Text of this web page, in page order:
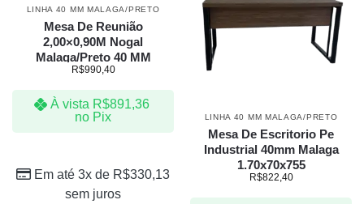
LINHA 40 MM MALAGA/PRETO
Mesa De Reunião
2,00×0,90M Nogal
Malaga/Preto 40 MM
R$990,40
À vista R$891,36
no Pix
Em até 3x de R$330,13
sem juros
LINHA 40 MM MALAGA/PRETO
Mesa De Escritorio Pe
Industrial 40mm Malaga
1.70x70x755
R$822,40